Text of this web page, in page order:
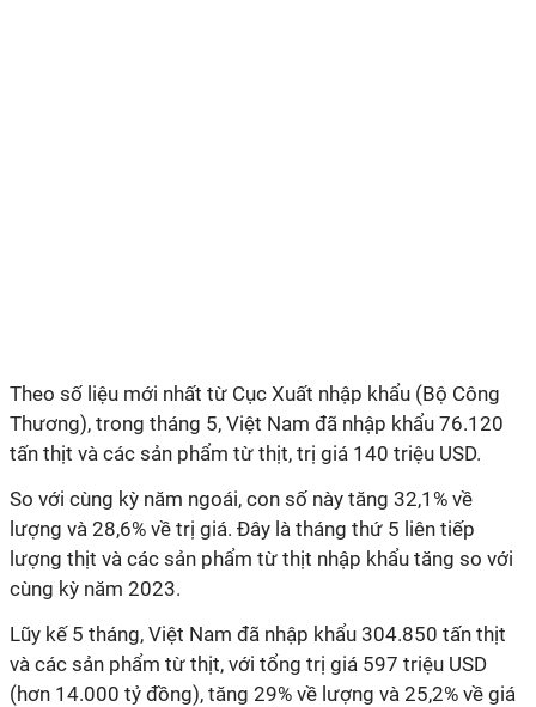
Theo số liệu mới nhất từ Cục Xuất nhập khẩu (Bộ Công
Thương), trong tháng 5, Việt Nam đã nhập khẩu 76.120
tấn thịt và các sản phẩm từ thịt, trị giá 140 triệu USD.
So với cùng kỳ năm ngoái, con số này tăng 32,1% về
lượng và 28,6% về trị giá. Đây là tháng thứ 5 liên tiếp
lượng thịt và các sản phẩm từ thịt nhập khẩu tăng so với
cùng kỳ năm 2023.
Lũy kế 5 tháng, Việt Nam đã nhập khẩu 304.850 tấn thịt
và các sản phẩm từ thịt, với tổng trị giá 597 triệu USD
(hơn 14.000 tỷ đồng), tăng 29% về lượng và 25,2% về giá